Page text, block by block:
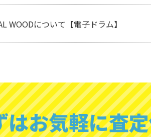
WOODについて【電子ドラム】
はお気軽に査